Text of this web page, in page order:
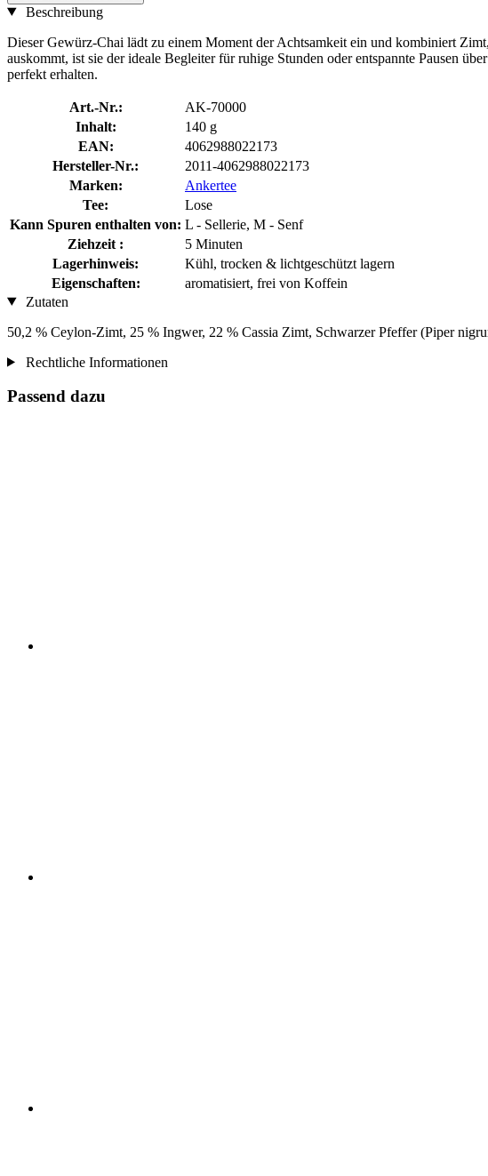
Beschreibung
Dieser Gewürz-Chai lädt zu einem Moment der Achtsamkeit ein und kombiniert
auskommt, ist sie der ideale Begleiter für ruhige Stunden oder entspannte Pausen
perfekt erhalten.
Art.-Nr.:
AK-70000
Inhalt:
140 g
EAN:
4062988022173
Hersteller-Nr.:
2011-4062988022173
Marken:
Ankertee
Tee:
Lose
Kann Spuren enthalten von: L - Sellerie, M - Senf
Ziehzeit :
5 Minuten
Lagerhinweis:
Kühl, trocken & lichtgeschützt lagern
Eigenschaften:
aromatisiert, frei von Koffein
Zutaten
50,2 % Ceylon-Zimt, 25 % Ingwer, 22 % Cassia Zimt, Schwarzer Pfeffer (Piper
Rechtliche Informationen
Passend dazu